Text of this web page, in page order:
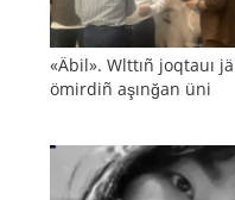
«Äbil». Wlttıñ joqtauı
ömirdiñ aşınğan üni